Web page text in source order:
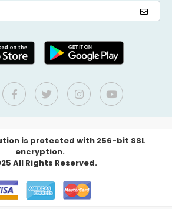
is protected with 256-bit SSL
encryption.
All Rights Reserved.